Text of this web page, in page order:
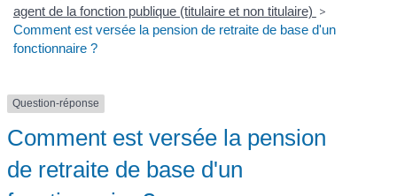
agent de la fonction publique (titulaire et non titulaire) >
Comment est versée la pension de retraite de base d'un
fonctionnaire ?
Question-réponse
Comment est versée la pension
de retraite de base d'un